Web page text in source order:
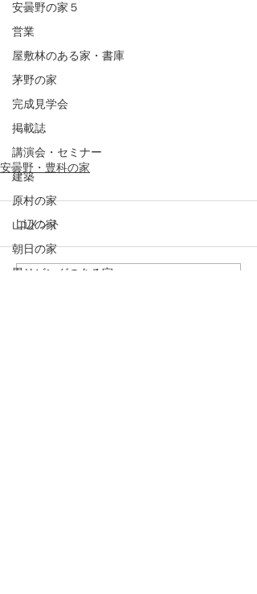
安曇野の家５
営業
屋敷林のある家・書庫
茅野の家
完成見学会
掲載誌
講演会・セミナー
建築
原村の家
山辺の家
朝日の家
畳リビングのある家
安曇野・豊科の家
コメント